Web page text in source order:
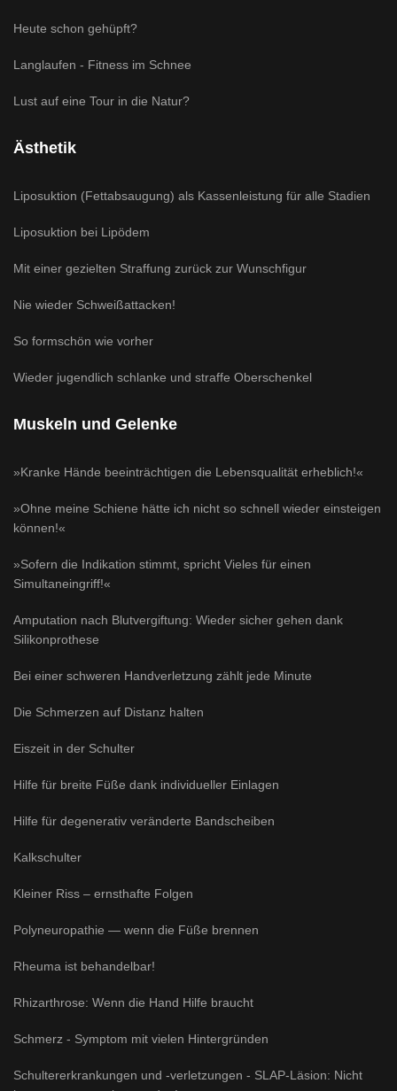
Heute schon gehüpft?
Langlaufen - Fitness im Schnee
Lust auf eine Tour in die Natur?
Ästhetik
Liposuktion (Fettabsaugung) als Kassenleistung für alle Stadien
Liposuktion bei Lipödem
Mit einer gezielten Straffung zurück zur Wunschfigur
Nie wieder Schweißattacken!
So formschön wie vorher
Wieder jugendlich schlanke und straffe Oberschenkel
Muskeln und Gelenke
»Kranke Hände beeinträchtigen die Lebensqualität erheblich!«
»Ohne meine Schiene hätte ich nicht so schnell wieder einsteigen
können!«
»Sofern die Indikation stimmt, spricht Vieles für einen
Simultaneingriff!«
Amputation nach Blutvergiftung: Wieder sicher gehen dank
Silikonprothese
Bei einer schweren Handverletzung zählt jede Minute
Die Schmerzen auf Distanz halten
Eiszeit in der Schulter
Hilfe für breite Füße dank individueller Einlagen
Hilfe für degenerativ veränderte Bandscheiben
Kalkschulter
Kleiner Riss – ernsthafte Folgen
Polyneuropathie — wenn die Füße brennen
Rheuma ist behandelbar!
Rhizarthrose: Wenn die Hand Hilfe braucht
Schmerz - Symptom mit vielen Hintergründen
Schultererkrankungen und -verletzungen - SLAP-Läsion: Nicht